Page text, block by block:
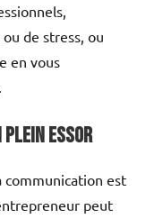
de stress, ou
en vous
essor
communication est
peut